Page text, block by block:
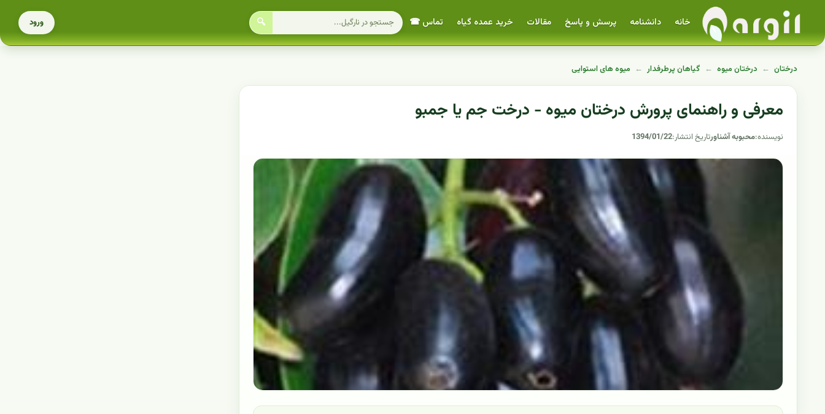
خانه دانشنامه پرسش و پاسخ مقالات خرید عمده گیاه تماس ☎ 🔍 ورود
درختان ← درختان میوه ← گیاهان پرطرفدار ← میوه های استوایی
معرفی و راهنمای پرورش درختان میوه - درخت جم یا جمبو
نویسنده:محبوبه آشناورتاریخ انتشار:1394/01/22